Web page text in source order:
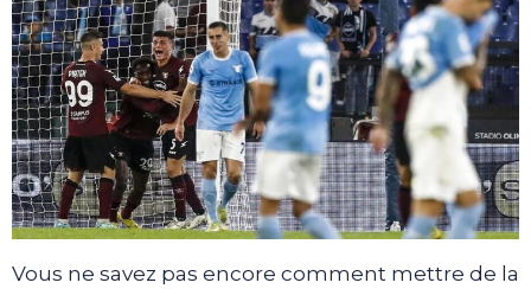
Vous ne savez pas encore comment mettre de la